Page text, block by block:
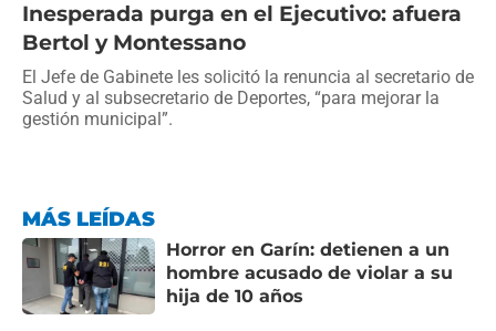
Inesperada purga en el Ejecutivo: afuera
Bertol y Montessano
El Jefe de Gabinete les solicitó la renuncia al secretario de
Salud y al subsecretario de Deportes, “para mejorar la
gestión municipal”.
MÁS LEÍDAS
Horror en Garín: detienen a un
hombre acusado de violar a su
hija de 10 años